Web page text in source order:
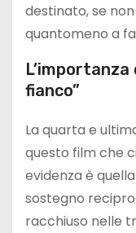
destinato, se
quantomeno a
fianco”
La quarta e
questo film che
evidenza è
sostegno
racchiuso nelle